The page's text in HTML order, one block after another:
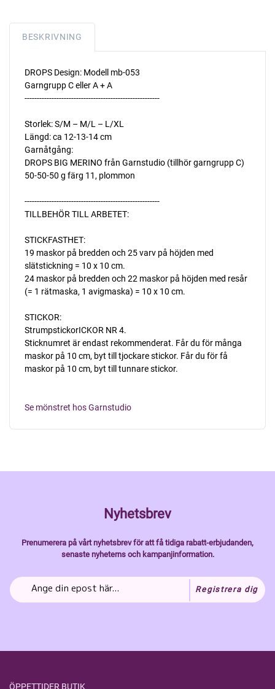
BESKRIVNING
DROPS Design: Modell mb-053
Garngrupp C eller A + A
-------------------------------------------------------
Storlek: S/M – M/L – L/XL
Längd: ca 12-13-14 cm
Garnåtgång:
DROPS BIG MERINO från Garnstudio (tillhör garngrupp C)
50-50-50 g färg 11, plommon
-------------------------------------------------------
TILLBEHÖR TILL ARBETET:
STICKFASTHET:
19 maskor på bredden och 25 varv på höjden med
slätstickning = 10 x 10 cm.
24 maskor på bredden och 22 maskor på höjden med resår
(= 1 rätmaska, 1 avigmaska) = 10 x 10 cm.
STICKOR:
StrumpstickorICKOR NR 4.
Sticknumret är endast rekommenderat. Får du för många
maskor på 10 cm, byt till tjockare stickor. Får du för få
maskor på 10 cm, byt till tunnare stickor.
Se mönstret hos Garnstudio
Nyhetsbrev
Prenumerera på vårt nyhetsbrev för att få tidiga rabatt-erbjudanden,
senaste nyheterns och kampanjinformation.
Registrera dig
ÖPPETTIDER BUTIK